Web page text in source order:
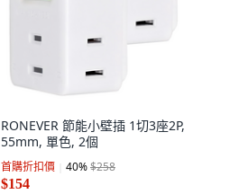
RONEVER 節能小壁插 1切3座2P,
55mm, 單色, 2個
首購折扣價 40%$258
$154